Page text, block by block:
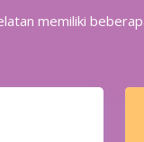
memiliki